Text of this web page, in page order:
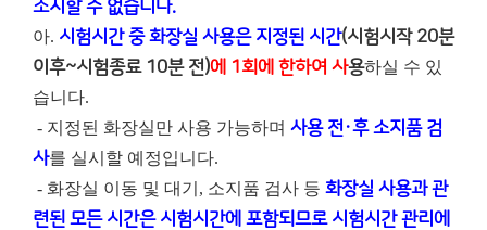
소지할 수 없습니다.
아. 시험시간 중 화장실 사용은 지정된 시간(시험시작 20분
이후~시험종료 10분 전)에 1회에 한하여 사용하실 수 있
습니다.
- 지정된 화장실만 사용 가능하며 사용 전·후 소지품 검
사를 실시할 예정입니다.
- 화장실 이동 및 대기, 소지품 검사 등 화장실 사용과 관
련된 모든 시간은 시험시간에 포함되므로 시험시간 관리에